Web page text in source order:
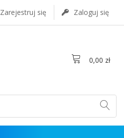
Zarejestruj się Zaloguj się
0,00 zł